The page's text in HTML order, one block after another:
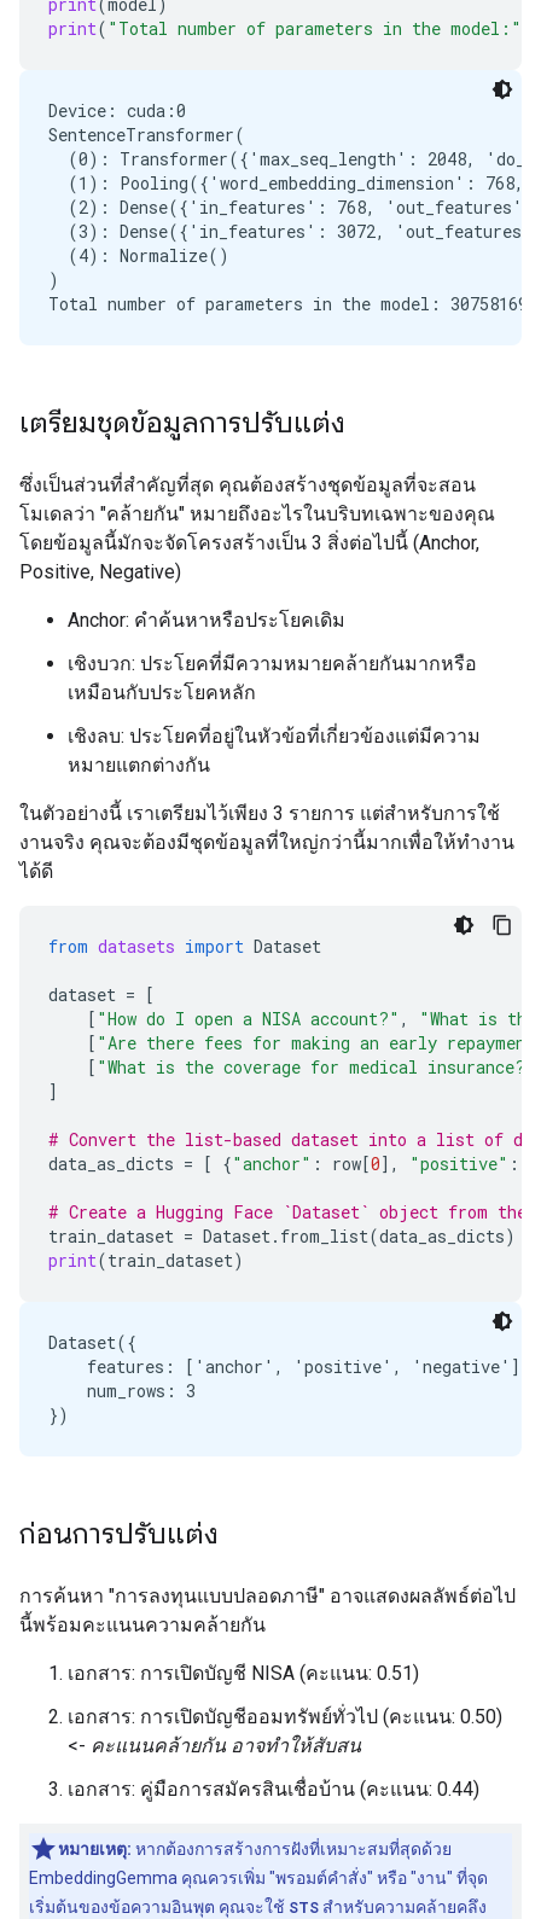
print( "Total number of parameters in the model:"
Device: cuda:0
SentenceTransformer(
(0): Transformer({'max_seq_length': 2048,
(1): Pooling({'word_embedding_dimension': 768,
(2): Dense({'in_features': 768,
(3): Dense({'in_features': 3072,
  (4): Normalize()
)
เตรียมชุดข้อมูลการปรับแต่ง
ซึ่งเป็นส่วนที่สำคัญที่สุด คุณต้องสร้างชุดข้อมูลที่จะสอน
โมเดลว่า "คล้ายกัน" หมายถึงอะไรในบริบทเฉพาะของคุณ
โดยข้อมูลนี้มักจะจัดโครงสร้างเป็น 3 สิ่งต่อไปนี้ (Anchor,
Positive, Negative)
Anchor: คำค้นหาหรือประโยคเดิม
เชิงบวก: ประโยคที่มีความหมายคล้ายกันมากหรือ
เหมือนกับประโยคหลัก
เชิงลบ: ประโยคที่อยู่ในหัวข้อที่เกี่ยวข้องแต่มีความ
หมายแตกต่างกัน
ในตัวอย่างนี้ เราเตรียมไว้เพียง 3 รายการ แต่สำหรับการใช้
งานจริง คุณจะต้องมีชุดข้อมูลที่ใหญ่กว่านี้มากเพื่อให้ทำงาน
ได้ดี
from datasets import Dataset
dataset = [
[ "How do I open a NISA account?" ,
"What is
[ "Are there fees for making an early repayment
[ "What is the coverage for medical insurance?"
]
# Convert the list-based dataset into a list of
data_as_dicts = [ {"anchor" : row[0], "positive" :
# Create a Hugging Face `Dataset` object from
train_dataset = Dataset. from_list(data_as_dicts)
print(train_dataset)
Dataset({
    features: ['anchor', 'positive', 'negative'],
    num_rows: 3
ก่อนการปรับแต่ง
การค้นหา "การลงทุนแบบปลอดภาษี" อาจแสดงผลลัพธ์ต่อไป
นี้พร้อมคะแนนความคล้ายกัน
เอกสาร: การเปิดบัญชี NISA (คะแนน: 0.51)
เอกสาร: การเปิดบัญชีออมทรัพย์ทั่วไป (คะแนน: 0.50)
<- คะแนนคล้ายกัน อาจทำให้สับสน
เอกสาร: คู่มือการสมัครสินเชื่อบ้าน (คะแนน: 0.44)
หมายเหตุ: หากต้องการสร้างการฝังที่เหมาะสมที่สุดด้วย
EmbeddingGemma คุณควรเพิ่ม "พรอมต์คำสั่ง" หรือ "งาน" ที่จุด
เริ่มต้นของข้อความอินพุต คุณจะใช้ STS สำหรับความคล้ายคลึง